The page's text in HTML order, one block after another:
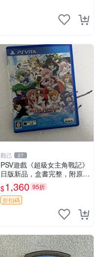
觀己 27
PSV遊戲《超級女主角戰記》
日版新品，盒書完整，附原裝
包裝，玩樂典藏款，成就全開
任你挑戰 超級女主角戰記 PS
V 游戲 日版 成就全開 DLC 全
$1,360 95折
折扣碼